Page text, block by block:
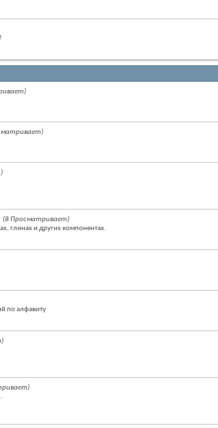
(8 Просматривает)
глинах и других компонентах.
по алфавиту